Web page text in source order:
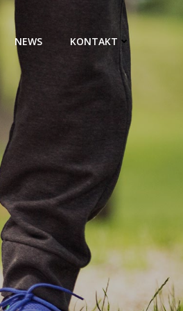
NEWS KONTAKT